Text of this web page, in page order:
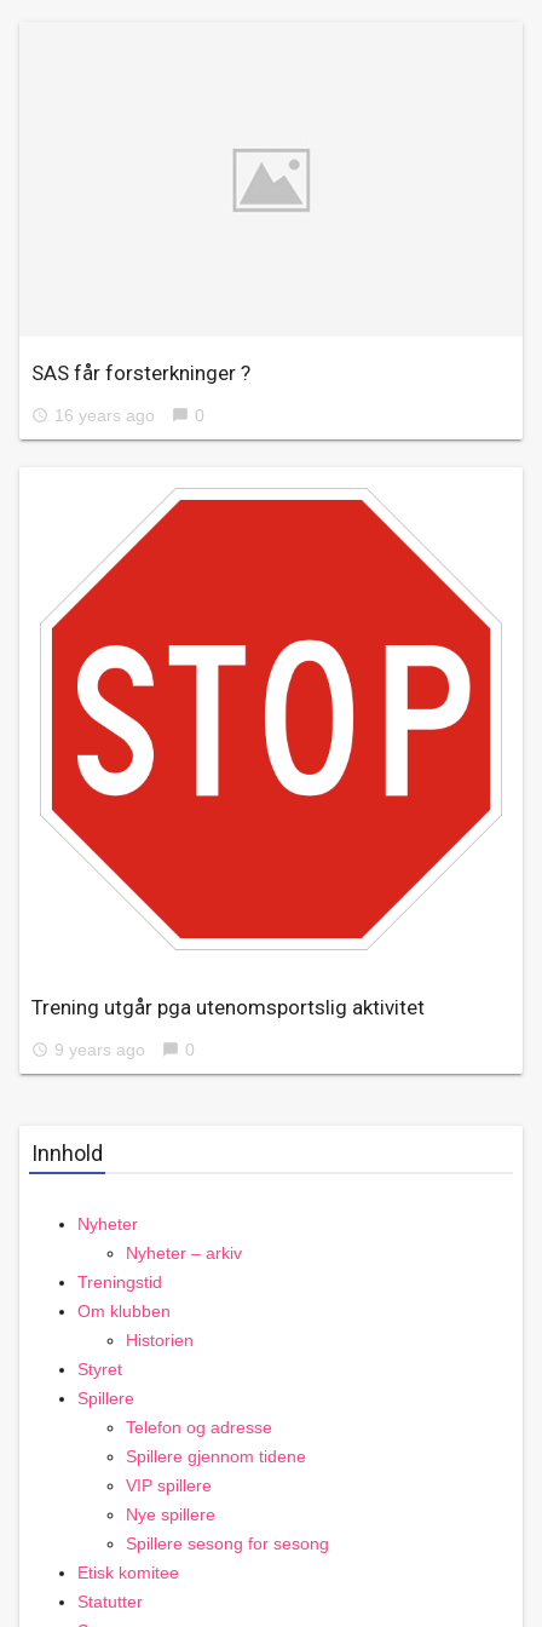
SAS får forsterkninger ?
access_time 16 years ago chat_bubble 0
Trening utgår pga utenomsportslig aktivitet
access_time 9 years ago chat_bubble 0
Innhold
Nyheter
Nyheter – arkiv
Treningstid
Om klubben
Historien
Styret
Spillere
Telefon og adresse
Spillere gjennom tidene
VIP spillere
Nye spillere
Spillere sesong for sesong
Etisk komitee
Statutter